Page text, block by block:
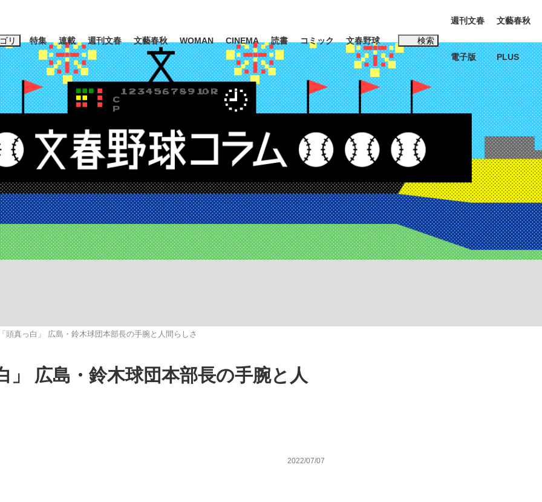
リ
エンタメ ライフ ビジネス インタビュー 読書
明かした日本代表監督に... 「最悪の空気のまま解散」WBC日本代表“敗戦”の真実 選手が明かす...
選手が証言した“NPB聞... 「クマが悪者扱いされているのが悲しい」『北の国から』倉本聰氏（91...
特集
観る将棋、読む将棋
連載 週刊文春 文藝春秋 WOMAN CINEMA 読書 コミック 文春野球 検索
キーワード入力
ワードタグ一覧
凌輝 #高市早苗 #後藤真希 #森岡毅 #城彰二 #内田有紀
#松田聖子
亀和田武
週刊文春
電子版
文藝春秋
PLUS
頭真っ白」 広島・鈴木球団本部長の手腕と人間らしさ
」 広島・鈴木球団本部長の手腕と人
2022/07/07